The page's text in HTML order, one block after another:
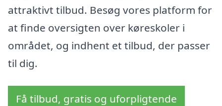
attraktivt tilbud. Besøg vores platform for
at finde oversigten over køreskoler i
området, og indhent et tilbud, der passer
til dig.
Få tilbud, gratis og uforpligtende